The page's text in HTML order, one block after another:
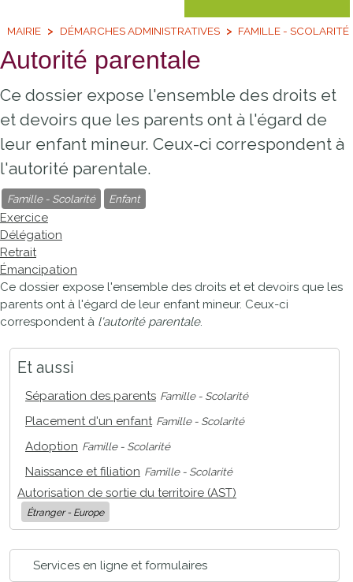
MAIRIE DÉMARCHES ADMINISTRATIVES FAMILLE - SCOLARITÉ
Autorité parentale
Ce dossier expose l'ensemble des droits et
et devoirs que les parents ont à l'égard de
leur enfant mineur. Ceux-ci correspondent à
l'autorité parentale.
Famille - Scolarité Enfant
Exercice
Délégation
Retrait
Émancipation
Ce dossier expose l'ensemble des droits et et devoirs que les
parents ont à l'égard de leur enfant mineur. Ceux-ci
correspondent à l'autorité parentale.
Et aussi
Séparation des parents Famille - Scolarité
Placement d'un enfant Famille - Scolarité
Adoption Famille - Scolarité
Naissance et filiation Famille - Scolarité
Autorisation de sortie du territoire (AST)
Étranger - Europe
Services en ligne et formulaires